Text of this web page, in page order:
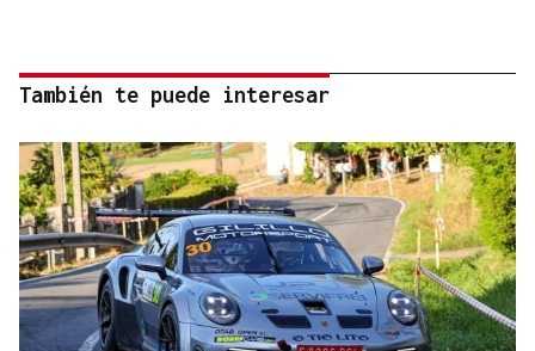
También te puede interesar